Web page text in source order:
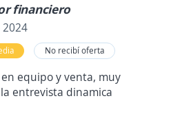
financiero
2024
No recibí oferta
equipo y venta, muy
entrevista dinamica